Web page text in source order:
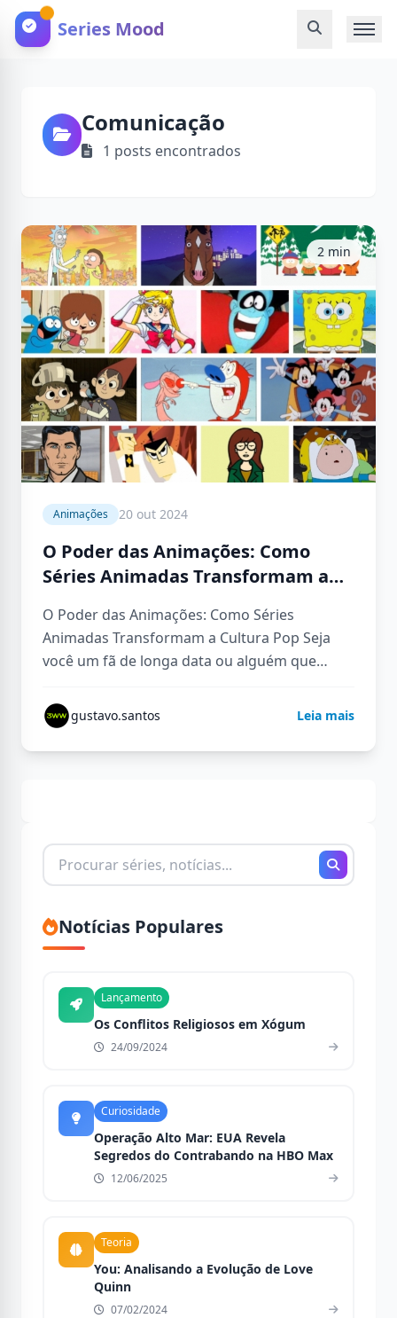
Series Mood
Comunicação
1 posts encontrados
2 min
Animações 20 out 2024
O Poder das Animações: Como
Séries Animadas Transformam a
O Poder das Animações: Como Séries
Animadas Transformam a Cultura Pop Seja
você um fã de longa data ou alguém que
gustavo.santos Leia mais
Buscando
por:
Notícias Populares
Lançamento
Os Conflitos Religiosos em Xógum
24/09/2024
Curiosidade
Operação Alto Mar: EUA Revela
Segredos do Contrabando na HBO Max
12/06/2025
Teoria
You: Analisando a Evolução de Love
Quinn
07/02/2024